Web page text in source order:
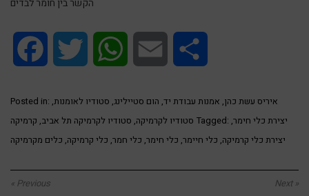
הקשר בין חומר לבדים
Facebook Twitter WhatsApp Email
Posted in: איריס עשת כהן, אמנות עבודת יד, הום סטיילינג, סטודיו לאומנות,
סטודיו לקרמיקה, סטודיו לקרמיקה תל אביב, קרמיקה Tagged: יצירת כלי חימר,
יצירת כלי קרמיקה, כלי חיימר, כלי חימר, כלי חמר, כלי קרמיקה, כלים מקרמיקה
« Previous Next »